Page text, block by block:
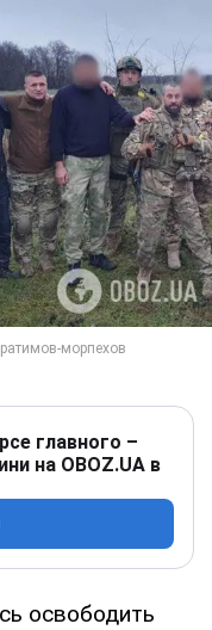
главного –
на OBOZ.UA в
освободить